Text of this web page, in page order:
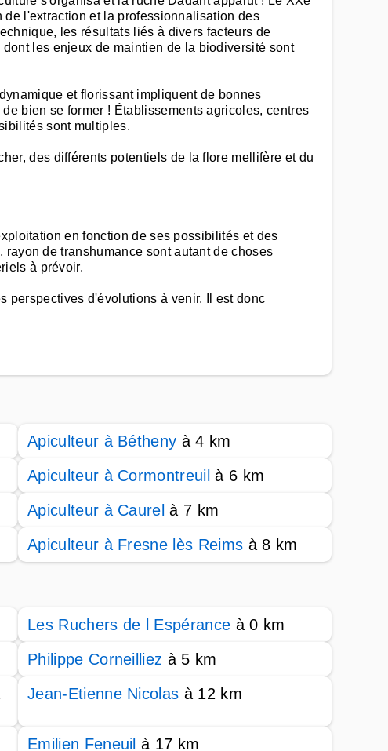
l'extraction et la professionnalisation des
les résultats liés à divers facteurs de
les enjeux de maintien de la biodiversité sont
et florissant impliquent de bonnes
bien se former ! Établissements agricoles, centres
sont multiples.
des différents potentiels de la flore mellifère et du
en fonction de ses possibilités et des
de transhumance sont autant de choses
à prévoir.
perspectives d'évolutions à venir. Il est donc
Apiculteur à Bétheny à 4 km
Apiculteur à Cormontreuil à 6 km
Apiculteur à Caurel à 7 km
Apiculteur à Fresne lès Reims à 8 km
Les Ruchers de l Espérance à 0 km
Philippe Corneilliez à 5 km
Jean-Etienne Nicolas à 12 km
Emilien Feneuil à 17 km